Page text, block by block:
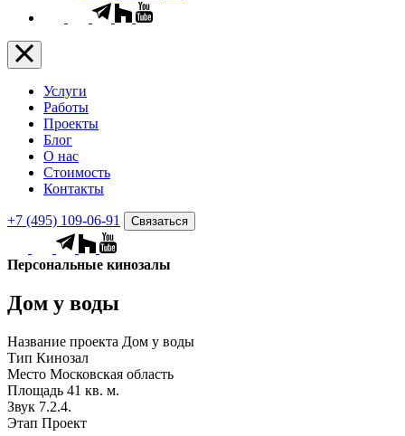
Услуги
Работы
Проекты
Блог
О нас
Стоимость
Контакты
+7 (495) 109-06-91 Связаться
Персональные кинозалы
Дом у воды
Название проекта Дом у воды
Тип Кинозал
Место Московская область
Площадь 41 кв. м.
Звук 7.2.4.
Этап Проект